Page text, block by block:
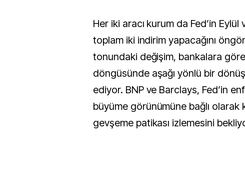
Her iki aracı kurum da Fed’in Eylül
toplam iki indirim yapacağını
tonundaki değişim, bankalara
döngüsünde aşağı yönlü bir
ediyor. BNP ve Barclays, Fed’in
büyüme görünümüne bağlı olarak
gevşeme patikası izlemesini